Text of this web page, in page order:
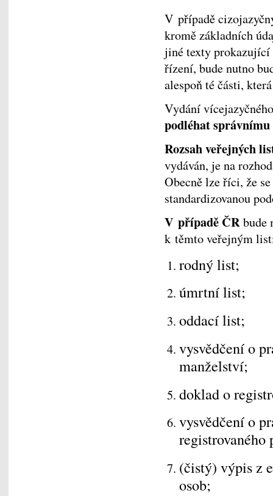
V případě
kromě základních
jiné texty prokazující
řízení, bude nutno
alespoň té části,
Vydání
podléhat
Rozsah veřejných
vydáván, je na
Obecně lze říci, že
standardizovanou
V případě ČRbude
k těmto veřejným
rodný list;
úmrtní list;
oddací list;
vysvědčení o
manželství;
doklad o
vysvědčení o
registrovaného
(čistý) výpis z
osob;